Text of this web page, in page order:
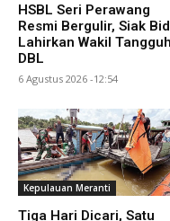
HSBL Seri Perawang
Resmi Bergulir, Siak
Lahirkan Wakil
DBL
6 Agustus 2026 -12:54
Kepulauan Meranti
Tiga Hari Dicari, Satu